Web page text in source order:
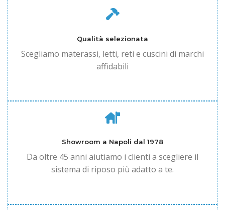
Qualità selezionata
Scegliamo materassi, letti, reti e cuscini di marchi
affidabili
Showroom a Napoli dal 1978
Da oltre 45 anni aiutiamo i clienti a scegliere il
sistema di riposo più adatto a te.